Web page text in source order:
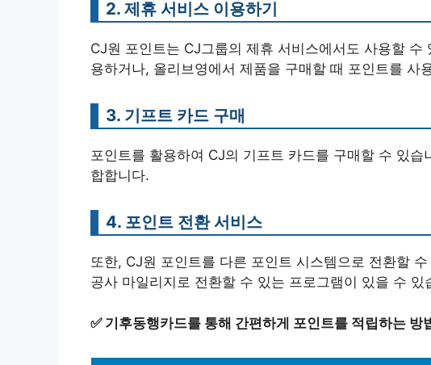
2. 제휴 서비스 이용하기
CJ원 포인트는 CJ그룹의 제휴 서비스에서도 사용할
용하거나, 올리브영에서 제품을 구매할 때 포인트를 사
3. 기프트 카드 구매
포인트를 활용하여 CJ의 기프트 카드를 구매할 수 있
합합니다.
4. 포인트 전환 서비스
또한, CJ원 포인트를 다른 포인트 시스템으로 전환할
공사 마일리지로 전환할 수 있는 프로그램이 있을 수 있
✅ 기후동행카드를 통해 간편하게 포인트를 적립하는 방